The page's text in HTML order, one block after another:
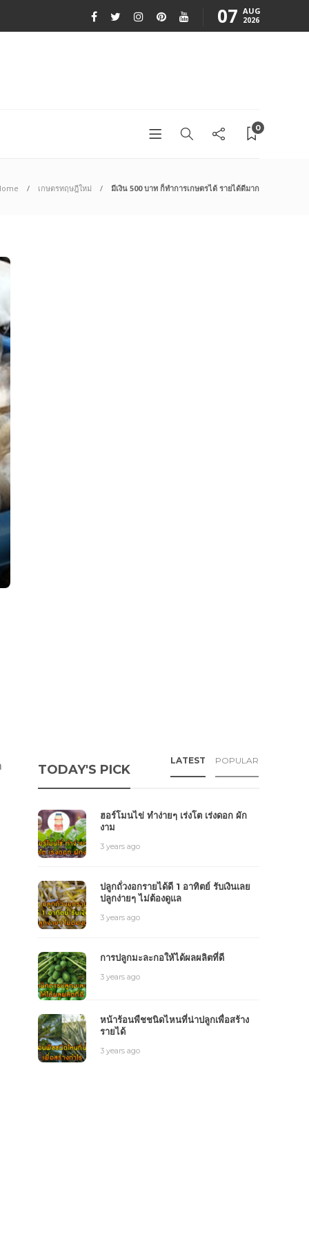
07 AUG
2026
0
เกษตรทฤษฎีใหม่ มีเงิน 500 บาท ก็ทำการเกษตรได้ รายได้ดีมาก
TODAY'S PICK
LATEST POPULAR
ฮอร์โมนไข่ ทำง่ายๆ เร่งโต เร่งดอก ผัก
งาม
3 years ago
ปลูกถั่วงอกรายได้ดี 1 อาทิตย์ รับเงินเลย
ปลูกง่ายๆ ไม่ต้องดูแล
3 years ago
การปลูกมะละกอให้ได้ผลผลิตที่ดี
3 years ago
หน้าร้อนพืชชนิดไหนที่น่าปลูกเพื่อสร้าง
รายได้
3 years ago